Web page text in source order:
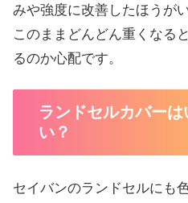
みや強度に改善したほうが
このままどんどん重くなる
るのか心配です。
ランドセルカバー
い？
セイバンのランドセルにも